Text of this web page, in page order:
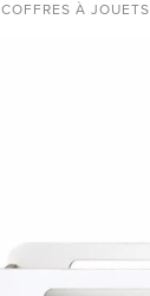
COFFRES À JOUETS